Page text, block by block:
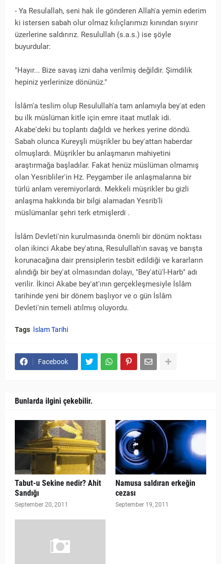
- Ya Resulallah, seni hak ile gönderen Allah'a yemin ederim
ki istersen sabah olur olmaz kılıçlarımızı kınından sıyırır
üzerlerine saldırırız. Resulullah (s.a.s.) ise şöyle
buyurdular:
"Hayır... Bize savaş izni daha verilmiş değildir. Şimdilik
hepiniz yerlerinize dönünüz."
İslâm'a teslim olup Resulullah'a tam anlamıyla bey'at eden
bu ilk müslüman kitle için emre itaat mutlak idi.
Akabe'deki bu toplantı dağıldı ve herkes yerine döndü.
Sabah olunca Kureyşli müşrikler bu bey'attan haberdar
olmuşlardı. Müşrikler bu anlaşmanın mahiyetini
araştırmağa başladılar. Fakat henüz müslüman olmamış
olan Yesribliler'in Hz. Peygamber ile anlaşmalarına bir
türlü anlam veremiyorlardı. Mekkeli müşrikler bu gizli
anlaşma hakkında bir bilgi alamadan Yesrib'li
müslümanlar şehri terk etmişlerdi .
İslâm Devleti'nin kurulmasında önemli bir dönüm noktası
olan ikinci Akabe bey'atına, Resulullah'ın savaş ve barışta
korunacağına dair prensiplerin tesbit edildiği ve kararların
alındığı bir bey'at olmasından dolayı, "Bey'atü'l-Harb" adı
verilir. İkinci Akabe bey'at'ının gerçekleşmesiyle İslâm
tarihinde yeni bir dönem başlıyor ve o gün İslâm
Devleti'nin temeli atılmış oluyordu.
Tags İslam Tarihi
Facebook
Bunlarda ilgini çekebilir.
Tabut-u Sekine nedir? Ahit
Sandığı
September 20, 2011
Namusa saldıran erkeğin
cezası
September 19, 2011